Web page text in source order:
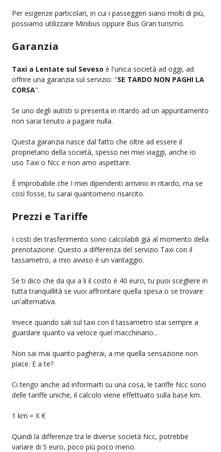
Per esigenze particolari, in cui i passeggeri siano molti di più,
possiamo utilizzare Minibus oppure Bus Gran turismo.
Garanzia
Taxi a Lentate sul Seveso è l'unica società ad oggi, ad
offrire una garanzia sul servizio: "SE TARDO NON PAGHI LA
CORSA".
Se uno degli autisti si presenta in ritardo ad un appuntamento
non sarai tenuto a pagare nulla.
Questa garanzia nasce dal fatto che oltre ad essere il
proprietario della società, spesso nei miei viaggi, anche io
uso Taxi o Ncc e non amo aspettare.
È improbabile che I miei dipendenti arrivino in ritardo, ma se
così fosse, tu sarai quantomeno risarcito.
Prezzi e Tariffe
I costi dei trasferimento sono calcolabili già al momento della
prenotazione. Questo a differenza del servizio Taxi con il
tassametro, a mio avviso è un vantaggio.
Se ti dico che da qui a li il costo è 40 euro, tu puoi scegliere in
tutta tranquillità se vuoi affrontare quella spesa o se trovare
un'alternativa.
Invece quando sali sul taxi con il tassametro stai sempre a
guardare quanto va veloce quel macchinario...
Non sai mai quanto pagherai, a me quella sensazione non
piace. E a te?
Ci tengo anche ad informarti su una cosa, le tariffe Ncc sono
delle tariffe uniche, il calcolo viene effettuato sulla base km.
1 km = X €
Quindi la differenze tra le diverse società Ncc, potrebbe
variare di 5 euro, poco più poco meno.